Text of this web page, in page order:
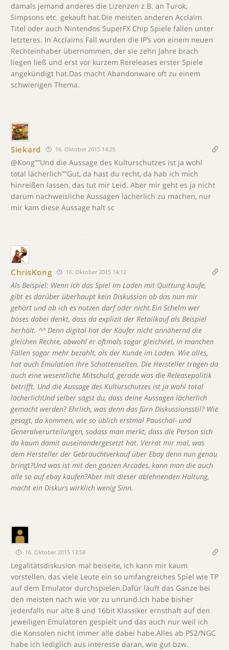
damals jemand anderes die Lizenzen z.B. an Turok,
Simpsons etc. gekauft hat.Die meisten anderen Acclaim
Titel oder auch Nintendos SuperFX Chip Spiele fallen unter
letzteres. In Acclaims Fall wurden die IP’s von einem neuen
Rechteinhaber übernommen, der sie zehn Jahre brach
liegen ließ und erst vor kurzem Rereleases erster Spiele
angekündigt hat.Das macht Abandonware oft zu einem
schwierigen Thema.
Siekard 16. Oktober 2015 14:25
@Kong””Und die Aussage des Kulturschutzes ist ja wohl
total lächerlich””Gut, da hast du recht, da hab ich mich
hinreißen lassen, das tut mir Leid. Aber mir geht es ja nicht
darum nachweisliche Aussagen lächerlich zu machen, nur
mir kam diese Aussage halt sc
ChrisKong 16. Oktober 2015 14:12
Als Beispiel: Wenn ich das Spiel im Laden mit Quittung kaufe,
gibt es darüber überhaupt kein Diskussion ob das nun mir
gehört und ob ich es nutzen darf oder nicht.Ein Schelm wer
böses dabei denkt, dass da explizit der Retailkauf als Beispiel
herhält. ^^ Denn digital hat der Käufer nicht annähernd die
gleichen Rechte, obwohl er oftmals sogar gleichviel, in manchen
Fällen sogar mehr bezahlt, als der Kunde im Laden. Wie alles,
hat auch Emulation ihre Schattenseiten. Die Hersteller tragen da
auch eine wesentliche Mitschuld, gerade was die Releasepolitik
betrifft. Und die Aussage des Kulturschutzes ist ja wohl total
lächerlichUnd selber sagst du, dass deine Aussagen lächerlich
gemacht werden? Ehrlich, was denn das fürn Diskussionsstil? Wie
gesagt, da kommen, wie so üblich erstmal Pauschal- und
Generalverurteilungen, sodass man merkt, dass die Person sich
da kaum damit auseinandergesetzt hat. Verrat mir mal, was
dem Hersteller der Gebrauchtverkauf über Ebay denn nun genau
bringt?Und was ist mit den ganzen Arcades, kann man die auch
alle so auf ebay kaufen?Aber mit dieser ablehnenden Haltung,
macht ein Diskurs wirklich wenig Sinn.
16. Oktober 2015 13:58
Legalitätsdiskusion mal beiseite, ich kann mir kaum
vorstellen, das viele Leute ein so umfangreiches Spiel wie TP
auf dem Emulator durchspielen.Dafür läuft das Ganze bei
den meisten nach wie vor zu unrund.Ich habe bisher
jedenfalls nur alte 8 und 16bit Klassiker ernsthaft auf den
jeweiligen Emulatoren gespielt und das auch nur weil ich
die Konsolen nicht immer alle dabei habe.Alles ab PS2/NGC
habe ich lediglich aus interesse daran, wie gut bzw.